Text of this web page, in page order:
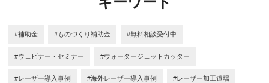
#補助金 #ものづくり補助金 #無料相談受付中
#ウェビナー・セミナー #ウォータージェットカッター
#レーザー導入事例 #海外レーザー導入事例 #レーザー加工道場